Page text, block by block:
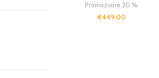
Promozione 20 %
€449.00